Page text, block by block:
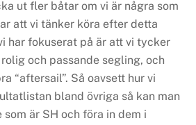
ut fler båtar om vi är några som
att vi tänker köra efter detta
har fokuserat på är att vi tycker
och passande segling, och
“aftersail”. Så oavsett hur vi
bland övriga så kan man
som är SH och föra in dem i